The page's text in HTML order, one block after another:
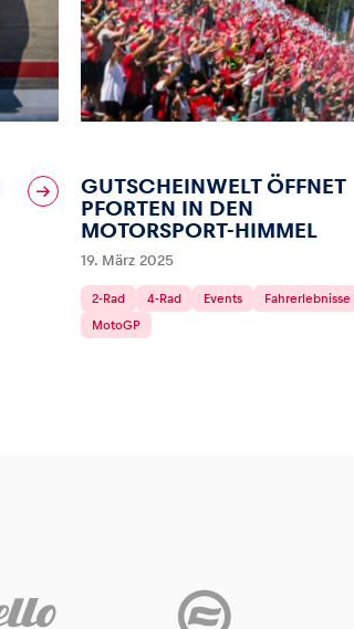
GUTSCHEINWELT ÖFFNET
PFORTEN IN DEN
MOTORSPORT-HIMMEL
19. März 2025
2-Rad 4-Rad Events
Fahrerlebnisse
MotoGP